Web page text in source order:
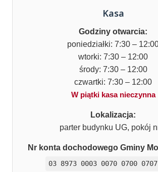
Kasa
Godziny otwarcia:
poniedziałki: 7:30 –
wtorki: 7:30 – 12:00
środy: 7:30 – 12:00
czwartki: 7:30 – 12:00
W piątki kasa nieczynna
Lokalizacja:
parter budynku UG, pokój
Nr konta dochodowego Gminy
03 8973 0003 0070 0700